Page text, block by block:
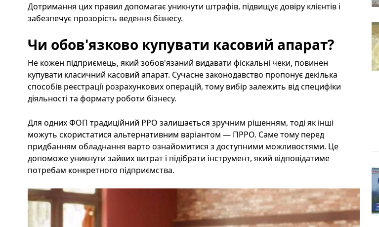
Дотримання цих правил допомагає уникнути штрафів, підвищує довіру клієнтів і
забезпечує прозорість ведення бізнесу.
Чи обов'язково купувати касовий апарат?
Не кожен підприємець, який зобов'язаний видавати фіскальні чеки, повинен
купувати класичний касовий апарат. Сучасне законодавство пропонує декілька
способів реєстрації розрахункових операцій, тому вибір залежить від специфіки
діяльності та формату роботи бізнесу.
Для одних ФОП традиційний РРО залишається зручним рішенням, тоді як інші
можуть скористатися альтернативним варіантом — ПРРО. Саме тому перед
придбанням обладнання варто ознайомитися з доступними можливостями. Це
допоможе уникнути зайвих витрат і підібрати інструмент, який відповідатиме
потребам конкретного підприємства.